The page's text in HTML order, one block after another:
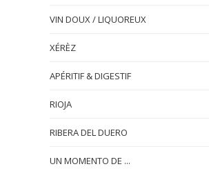
VIN DOUX / LIQUOREUX
XÉRÈZ
APÉRITIF & DIGESTIF
RIOJA
RIBERA DEL DUERO
UN MOMENTO DE ...